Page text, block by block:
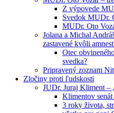
Z výpovede
Svedok MUDr.
MUDr. Oto
Jolana a Michal
zastavené kvôli
Otec
svedka?
Pripravený zoznam
Zločiny proti ľudskosti
JUDr. Juraj Kliment –
Klimentov
3 roky života,